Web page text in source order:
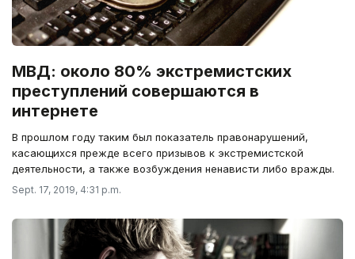
МВД: около 80% экстремистских
преступлений совершаются в
интернете
В прошлом году таким был показатель правонарушений,
касающихся прежде всего призывов к экстремистской
деятельности, а также возбуждения ненависти либо вражды.
Sept. 17, 2019, 4:31 p.m.